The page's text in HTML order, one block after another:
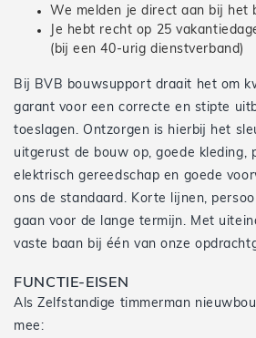
We melden je direct aan bij het
Je hebt recht op 25
(bij een 40-urig dienstverband)
Bij BVB bouwsupport draait het om
garant voor een correcte en stipte
toeslagen. Ontzorgen is hierbij het
uitgerust de bouw op, goede kleding,
elektrisch gereedschap en goede
ons de standaard. Korte lijnen,
gaan voor de lange termijn. Met
vaste baan bij één van onze
FUNCTIE-EISEN
Als Zelfstandige timmerman
mee: